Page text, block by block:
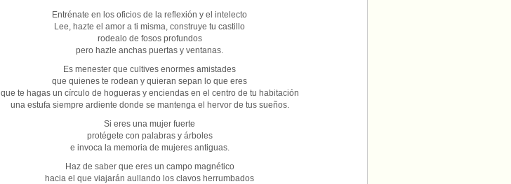
Entrénate en los oficios de la reflexión y el intelecto
Lee, hazte el amor a ti misma, construye tu castillo
rodealo de fosos profundos
pero hazle anchas puertas y ventanas.
Es menester que cultives enormes amistades
que quienes te rodean y quieran sepan lo que eres
que te hagas un círculo de hogueras y enciendas en el centro de tu habitación
una estufa siempre ardiente donde se mantenga el hervor de tus sueños.
Si eres una mujer fuerte
protégete con palabras y árboles
e invoca la memoria de mujeres antiguas.
Haz de saber que eres un campo magnético
hacia el que viajarán aullando los clavos herrumbados